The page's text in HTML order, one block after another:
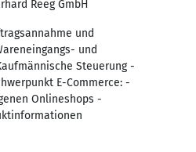
Reeg GmbH
und
und
Steuerung -
E-Commerce: -
Onlineshops -